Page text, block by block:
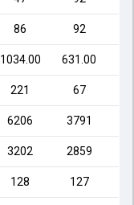
86 92
1034.00 631.00
221 67
6206 3791
3202 2859
128 127